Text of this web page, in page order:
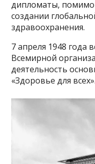
дипломаты, помимо
создании
здравоохранения.
7 апреля 1948 года
Всемирной
деятельность
«Здоровье для всех».